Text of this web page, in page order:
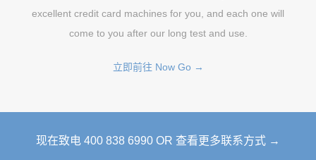
excellent credit card machines for you, and each one will
come to you after our long test and use.
立即前往 Now Go →
现在致电 400 838 6990 OR 查看更多联系方式 →